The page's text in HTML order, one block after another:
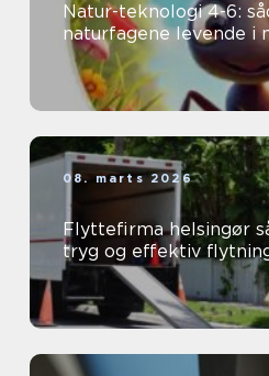
Natur-teknologi 4-6:
naturfagene levende i
08. marts 2026
Flyttefirma helsingør sådan får du en
tryg og effektiv